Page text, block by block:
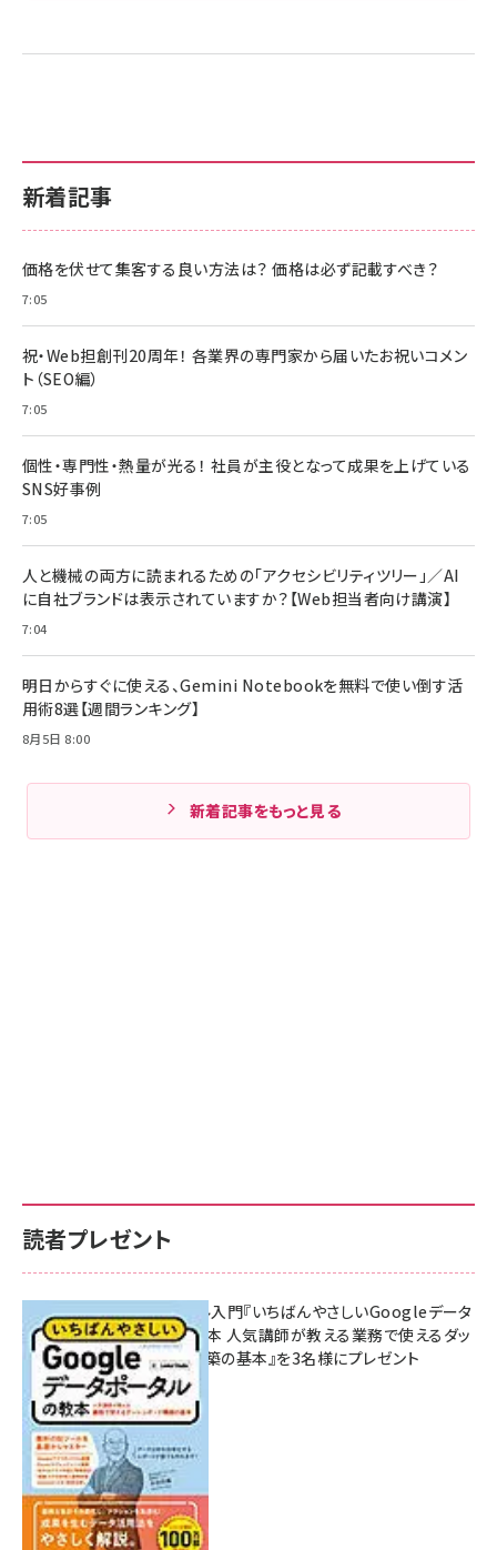
新着記事
価格を伏せて集客する良い方法は？ 価格は必ず記載すべき？
7:05
祝・Web担創刊20周年！ 各業界の専門家から届いたお祝いコメン
ト（SEO編）
7:05
個性・専門性・熱量が光る！ 社員が主役となって成果を上げている
SNS好事例
7:05
人と機械の両方に読まれるための「アクセシビリティツリー」／AI
に自社ブランドは表示されていますか？【Web担当者向け講演】
7:04
明日からすぐに使える、Gemini Notebookを無料で使い倒す活
用術8選【週間ランキング】
8月5日 8:00
新着記事をもっと見る
読者プレゼント
無料BIツール入門『いちばんやさしいGoogleデータ
ポータルの教本 人気講師が教える業務で使えるダッ
シュボード構築の基本』を3名様にプレゼント
7月31日 10:00